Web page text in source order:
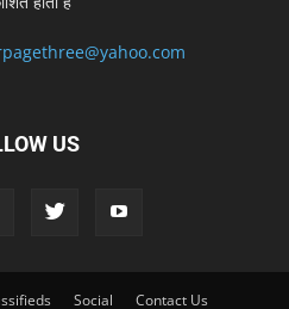
US
Social Contact Us